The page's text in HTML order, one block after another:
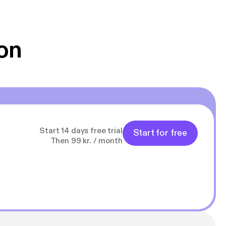
Start 14 days free trial
Then 99 kr. / month
Start for free